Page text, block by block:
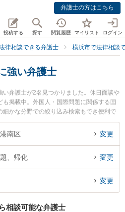
弁護士の方はこちら
投稿する 探す 閲覧履歴 マイリスト ログイン
律相談できる弁護士 横浜市で法律相談
強い弁護士
弁護士が2名見つかりました。休日面談や
掲載中。外国人・国際問題に関係する国
かな分野での絞り込み検索もでき便利で
利宗弁護士や上大岡法律事務所の藤井 建
士費用、強みなどが注目されています。
きる横浜市港南区内の弁護士に相談予約し
おすすめです。
南区 変更
、帰化 変更
変更
相談可能な弁護士